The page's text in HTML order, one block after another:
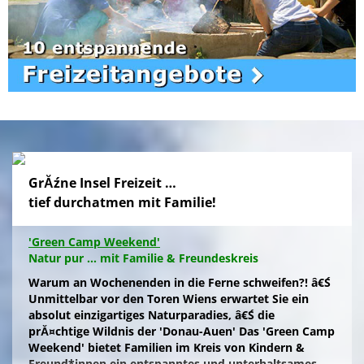
GrĂźne Insel Freizeit …
tief durchatmen mit Familie!
'Green Camp Weekend'
Natur pur ... mit Familie & Freundeskreis
Warum an Wochenenden in die Ferne schweifen?! â€Ś
Unmittelbar vor den Toren Wiens erwartet Sie ein
absolut einzigartiges Naturparadies, â€Ś die
prĂ¤chtige Wildnis der 'Donau-Auen' Das 'Green Camp
Weekend' bietet Familien im Kreis von Kindern &